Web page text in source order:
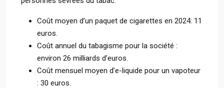
Coût moyen d’un paquet de cigarettes en 2024: 11
euros.
Coût annuel du tabagisme pour la société :
environ 26 milliards d’euros.
Coût mensuel moyen d’e-liquide pour un vapoteur
: 30 euros.